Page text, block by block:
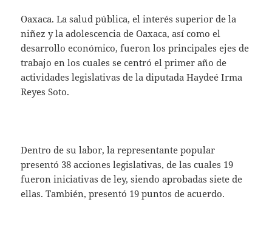
Oaxaca. La salud pública, el interés superior de la
niñez y la adolescencia de Oaxaca, así como el
desarrollo económico, fueron los principales ejes de
trabajo en los cuales se centró el primer año de
actividades legislativas de la diputada Haydeé Irma
Reyes Soto.
Dentro de su labor, la representante popular
presentó 38 acciones legislativas, de las cuales 19
fueron iniciativas de ley, siendo aprobadas siete de
ellas. También, presentó 19 puntos de acuerdo.